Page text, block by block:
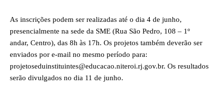
As inscrições podem ser realizadas até o dia 4 de junho,
presencialmente na sede da SME (Rua São Pedro, 108 – 1º
andar, Centro), das 8h às 17h. Os projetos também deverão ser
enviados por e-mail no mesmo período para:
projetoseduinstituintes@educacao.niteroi.rj.gov.br. Os resultados
serão divulgados no dia 11 de junho.